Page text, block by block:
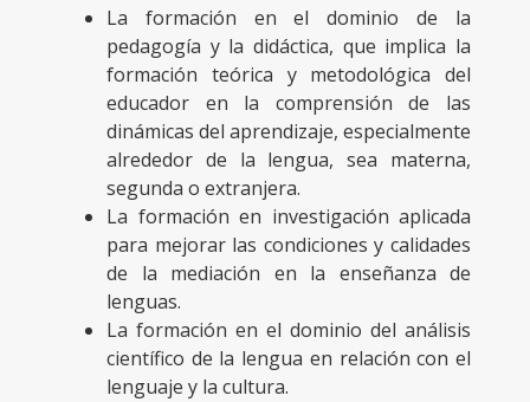
La formación en el dominio de la
pedagogía y la didáctica, que implica la
formación teórica y metodológica del
educador en la comprensión de las
dinámicas del aprendizaje, especialmente
alrededor de la lengua, sea materna,
segunda o extranjera.
La formación en investigación aplicada
para mejorar las condiciones y calidades
de la mediación en la enseñanza de
lenguas.
La formación en el dominio del análisis
científico de la lengua en relación con el
lenguaje y la cultura.